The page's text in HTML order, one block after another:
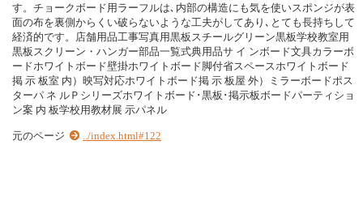
す。チョークボード用ラーフルは､内部の構造にも気を使いスポンジが表
面の布を裏側からくい破らないような工夫がしてあり､とても長持ちして
経済的です。店舗用品工事写真用黒板スチールグリーン黒板学校教室用
黒板スクリーン・ハンガー部品一覧式典用品サ イ ンボード文具カラーボ
ードホワイトボード壁掛ホワイトボード脚付省スペースホワイトボード
掲 示 板室 内）映写対応ホワイトボード掲 示 板屋 外）ミラーボードポス
ターパ ネ ルＰシリーズホワイトボード･黒板･掲示板ボードパーティショ
ン案 内 板学校用教材展 示パネル
元のページ ../index.html#122